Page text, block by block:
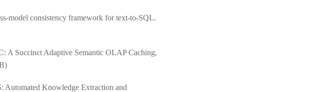
model consistency framework for text-to-SQL.
A Succinct Adaptive Semantic OLAP Caching,
Automated Knowledge Extraction and